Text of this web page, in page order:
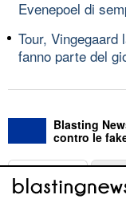
Evenepoel di
Tour,
fanno parte del
Blasting
contro le
ABOUT